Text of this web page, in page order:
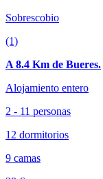
Sobrescobio
(1)
A 8.4 Km de Bueres.
Alojamiento entero
2 - 11 personas
12 dormitorios
9 camas